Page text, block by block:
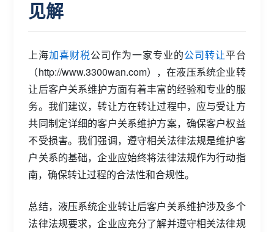
见解
上海加喜财税公司作为一家专业的公司转让平台
（http://www.3300wan.com），在液压系统企业转
让后客户关系维护方面有着丰富的经验和专业的服
务。我们建议，转让方在转让过程中，应与受让方
共同制定详细的客户关系维护方案，确保客户权益
不受损害。我们强调，遵守相关法律法规是维护客
户关系的基础，企业应始终将法律法规作为行动指
南，确保转让过程的合法性和合规性。
总结，液压系统企业转让后客户关系维护涉及多个
法律法规要求，企业应充分了解并遵守相关法律规